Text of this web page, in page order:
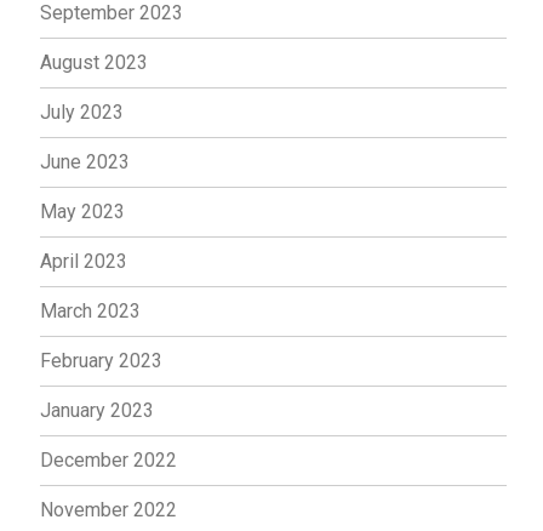
September 2023
August 2023
July 2023
June 2023
May 2023
April 2023
March 2023
February 2023
January 2023
December 2022
November 2022